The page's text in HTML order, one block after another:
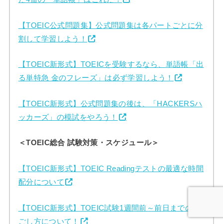
【TOEIC公式問題集】公式問題集は各パートごとに分
割して学習しよう！
【TOEIC新形式】TOEICを受験するなら、単語帳「出
る単特急 金のフレーズ」は必ず学習しよう！
【TOEIC新形式】公式問題集の後は、「HACKERSハ
ッカーズ」の模試をやろう！
＜TOEIC総合 試験対策・スケジュール＞
【TOEIC新形式】TOEIC Readingテストの最適な時間
配分について
【TOEIC新形式】TOEIC試験1週間前～前日までの過
ごし方について！